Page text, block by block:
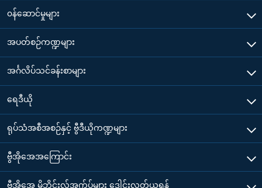
၀န်ဆောင်မှုများ
အပတ်စဉ်ကဏ္ဍများ
အင်္ဂလိပ်သင်ခန်းစာများ
ရေဒီယို
ရုပ်သံအစီအစဉ်နှင့် ဗွီဒီယိုကဏ္ဍများ
ဗွီအိုအေအကြောင်း
ဗွီအိုအေ မိုဘိုင်းလ်အက်ပ်များ ဒေါင်းလုတ်ယူရန်